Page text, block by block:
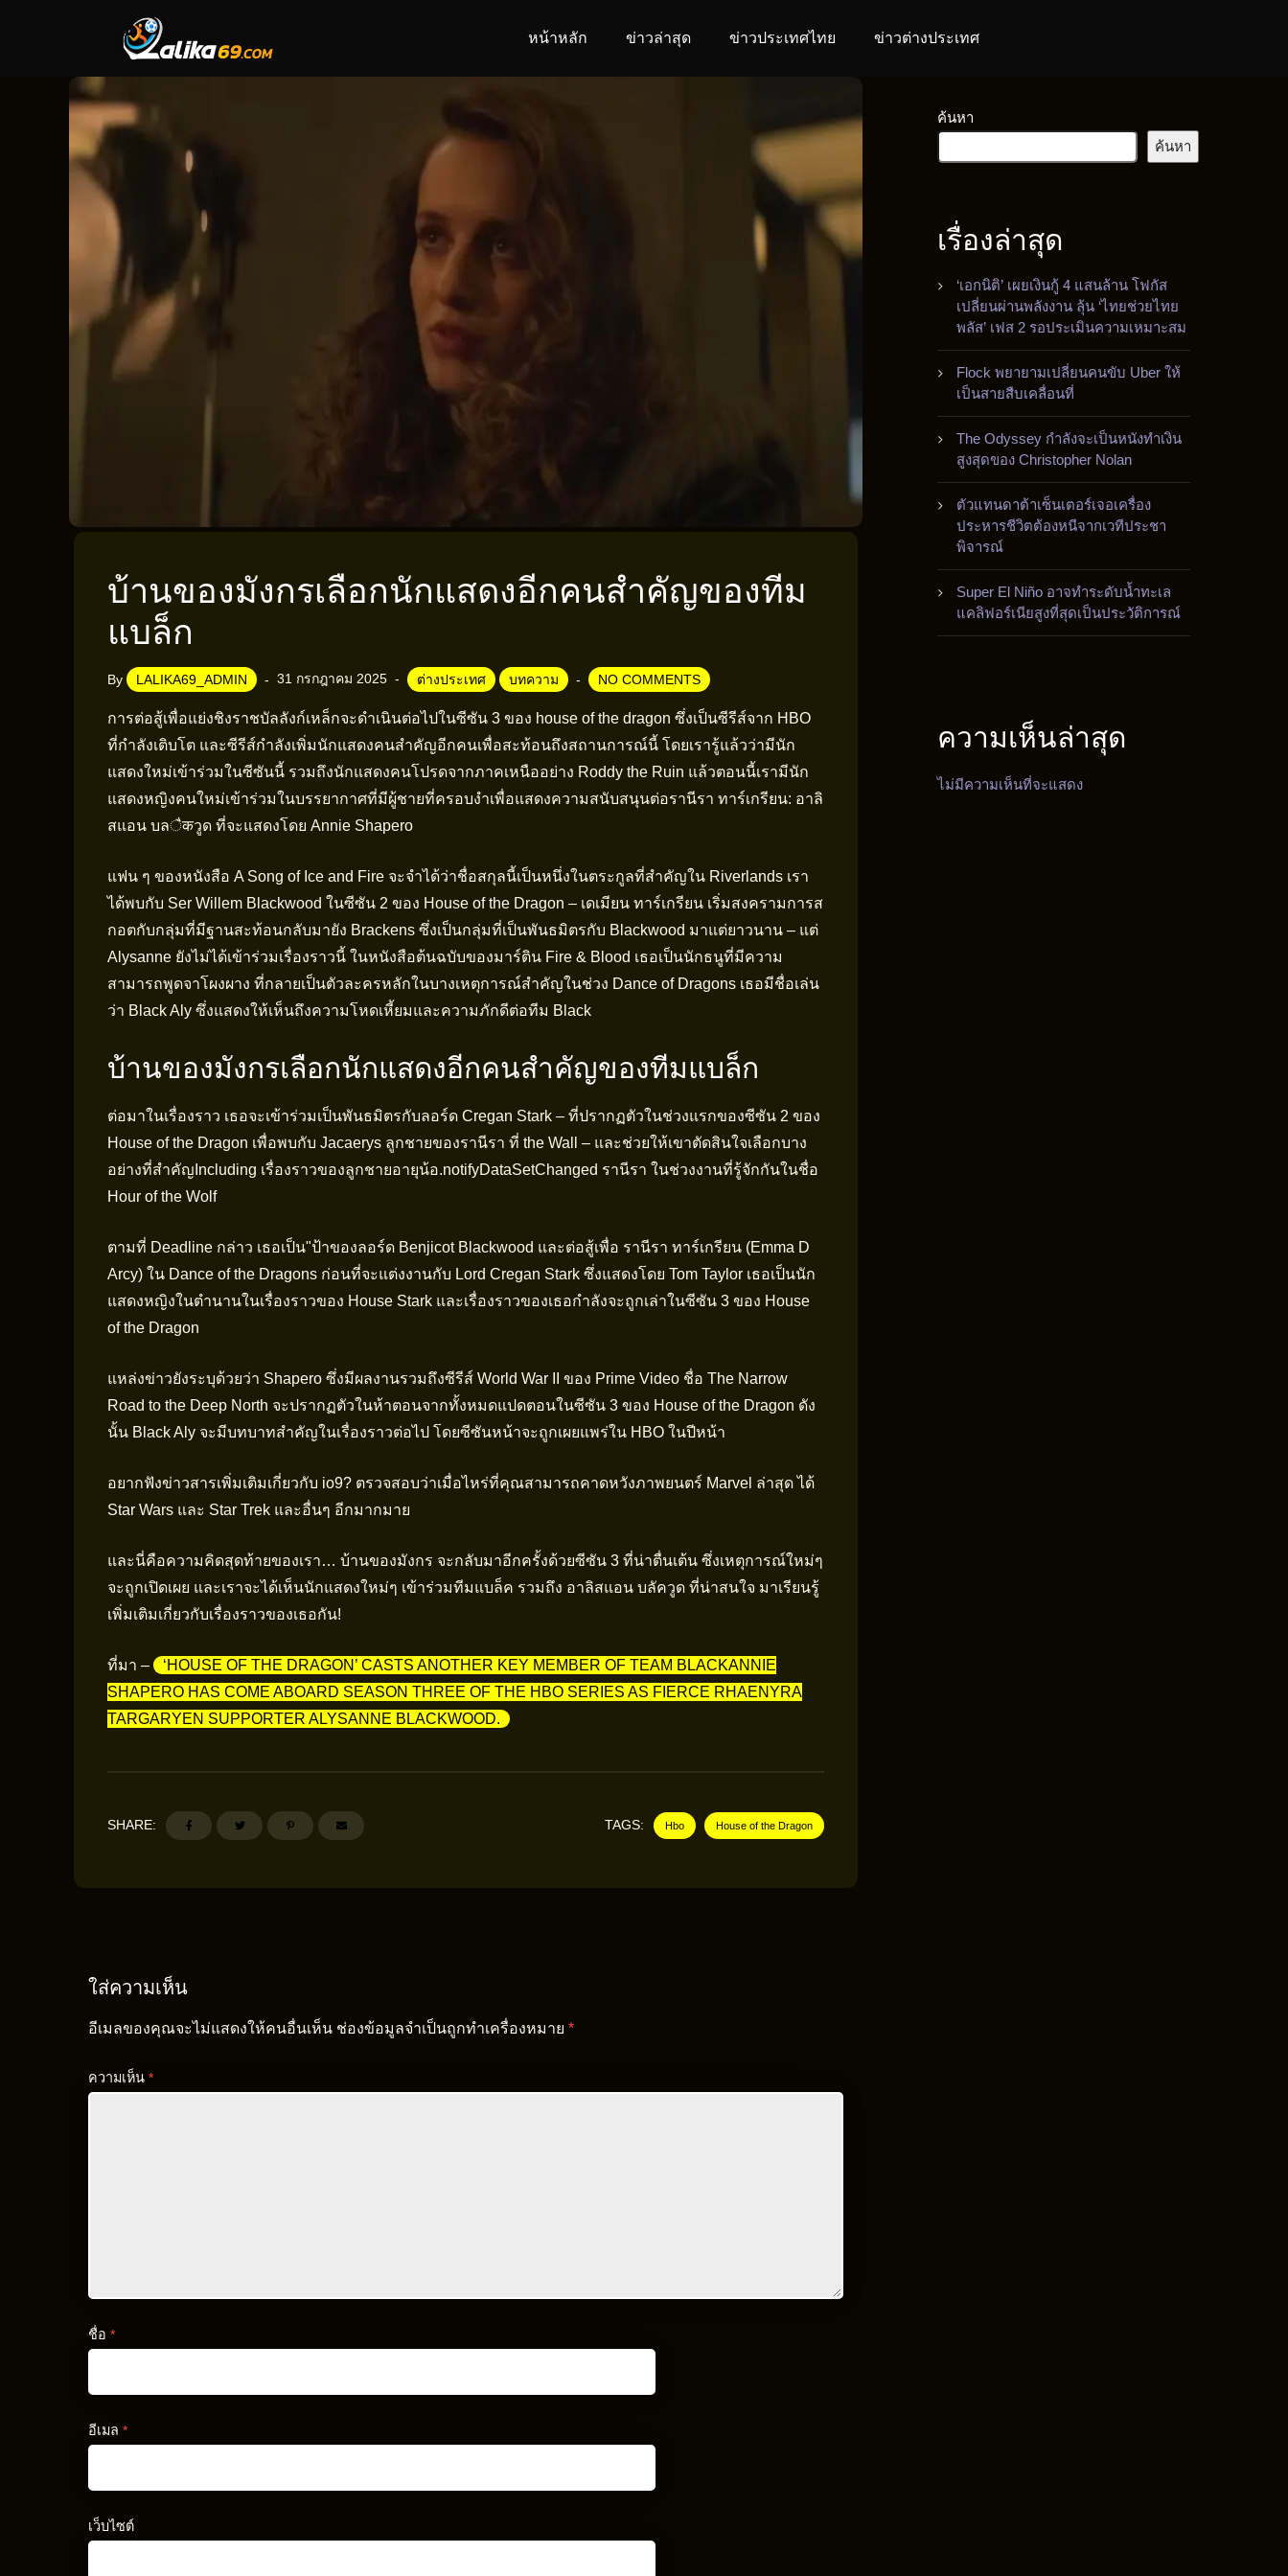
หน้าหลัก ข่าวล่าสุด ข่าวประเทศไทย ข่าวต่างประเทศ
บ้านของมังกรเลือกนักแสดงอีกคนสำคัญของทีม
แบล็ก
By LALIKA69_ADMIN 31 กรกฎาคม 2025 ต่างประเทศ บทความ NO COMMENTS
การต่อสู้เพื่อแย่งชิงราชบัลลังก์เหล็กจะดำเนินต่อไปในซีซัน 3 ของ house of the dragon ซึ่งเป็นซีรีส์จาก HBO
ที่กำลังเติบโต และซีรีส์กำลังเพิ่มนักแสดงคนสำคัญอีกคนเพื่อสะท้อนถึงสถานการณ์นี้ โดยเรารู้แล้วว่ามีนัก
แสดงใหม่เข้าร่วมในซีซันนี้ รวมถึงนักแสดงคนโปรดจากภาคเหนืออย่าง Roddy the Ruin แล้วตอนนี้เรามีนัก
แสดงหญิงคนใหม่เข้าร่วมในบรรยากาศที่มีผู้ชายที่ครอบงำเพื่อแสดงความสนับสนุนต่อรานีรา ทาร์เกรียน: อาลิ
สแอน บลैकวูด ที่จะแสดงโดย Annie Shapero
แฟน ๆ ของหนังสือ A Song of Ice and Fire จะจำได้ว่าชื่อสกุลนี้เป็นหนึ่งในตระกูลที่สำคัญใน Riverlands เรา
ได้พบกับ Ser Willem Blackwood ในซีซัน 2 ของ House of the Dragon – เดเมียน ทาร์เกรียน เริ่มสงครามการส
กอตกับกลุ่มที่มีฐานสะท้อนกลับมายัง Brackens ซึ่งเป็นกลุ่มที่เป็นพันธมิตรกับ Blackwood มาแต่ยาวนาน – แต่
Alysanne ยังไม่ได้เข้าร่วมเรื่องราวนี้ ในหนังสือต้นฉบับของมาร์ติน Fire & Blood เธอเป็นนักธนูที่มีความ
สามารถพูดจาโผงผาง ที่กลายเป็นตัวละครหลักในบางเหตุการณ์สำคัญในช่วง Dance of Dragons เธอมีชื่อเล่น
ว่า Black Aly ซึ่งแสดงให้เห็นถึงความโหดเหี้ยมและความภักดีต่อทีม Black
บ้านของมังกรเลือกนักแสดงอีกคนสำคัญของทีมแบล็ก
ต่อมาในเรื่องราว เธอจะเข้าร่วมเป็นพันธมิตรกับลอร์ด Cregan Stark – ที่ปรากฏตัวในช่วงแรกของซีซัน 2 ของ
House of the Dragon เพื่อพบกับ Jacaerys ลูกชายของรานีรา ที่ the Wall – และช่วยให้เขาตัดสินใจเลือกบาง
อย่างที่สำคัญIncluding เรื่องราวของลูกชายอายุน้อ.notifyDataSetChanged รานีรา ในช่วงงานที่รู้จักกันในชื่อ
Hour of the Wolf
ตามที่ Deadline กล่าว เธอเป็น"ป้าของลอร์ด Benjicot Blackwood และต่อสู้เพื่อ รานีรา ทาร์เกรียน (Emma D
Arcy) ใน Dance of the Dragons ก่อนที่จะแต่งงานกับ Lord Cregan Stark ซึ่งแสดงโดย Tom Taylor เธอเป็นนัก
แสดงหญิงในตำนานในเรื่องราวของ House Stark และเรื่องราวของเธอกำลังจะถูกเล่าในซีซัน 3 ของ House
of the Dragon
แหล่งข่าวยังระบุด้วยว่า Shapero ซึ่งมีผลงานรวมถึงซีรีส์ World War II ของ Prime Video ชื่อ The Narrow
Road to the Deep North จะปรากฏตัวในห้าตอนจากทั้งหมดแปดตอนในซีซัน 3 ของ House of the Dragon ดัง
นั้น Black Aly จะมีบทบาทสำคัญในเรื่องราวต่อไป โดยซีซันหน้าจะถูกเผยแพร่ใน HBO ในปีหน้า
อยากฟังข่าวสารเพิ่มเติมเกี่ยวกับ io9? ตรวจสอบว่าเมื่อไหร่ที่คุณสามารถคาดหวังภาพยนตร์ Marvel ล่าสุด ได้
Star Wars และ Star Trek และอื่นๆ อีกมากมาย
และนี่คือความคิดสุดท้ายของเรา… บ้านของมังกร จะกลับมาอีกครั้งด้วยซีซัน 3 ที่น่าตื่นเต้น ซึ่งเหตุการณ์ใหม่ๆ
จะถูกเปิดเผย และเราจะได้เห็นนักแสดงใหม่ๆ เข้าร่วมทีมแบล็ค รวมถึง อาลิสแอน บลัควูด ที่น่าสนใจ มาเรียนรู้
เพิ่มเติมเกี่ยวกับเรื่องราวของเธอกัน!
ที่มา –
‘HOUSE OF THE DRAGON’ CASTS ANOTHER KEY MEMBER OF TEAM BLACKANNIE
SHAPERO HAS COME ABOARD SEASON THREE OF THE HBO SERIES AS FIERCE RHAENYRA
TARGARYEN SUPPORTER ALYSANNE BLACKWOOD.
SHARE: TAGS: Hbo House of the Dragon
ใส่ความเห็น
อีเมลของคุณจะไม่แสดงให้คนอื่นเห็น ช่องข้อมูลจำเป็นถูกทำเครื่องหมาย *
ความเห็น *
ชื่อ *
อีเมล *
เว็บไซต์
ค้นหา
ค้นหา
เรื่องล่าสุด
‘เอกนิติ’ เผยเงินกู้ 4 แสนล้าน โฟกัส
เปลี่ยนผ่านพลังงาน ลุ้น ‘ไทยช่วยไทย
พลัส’ เฟส 2 รอประเมินความเหมาะสม
Flock พยายามเปลี่ยนคนขับ Uber ให้
เป็นสายสืบเคลื่อนที่
The Odyssey กำลังจะเป็นหนังทำเงิน
สูงสุดของ Christopher Nolan
ตัวแทนดาต้าเซ็นเตอร์เจอเครื่อง
ประหารชีวิตต้องหนีจากเวทีประชา
พิจารณ์
Super El Niño อาจทำระดับน้ำทะเล
แคลิฟอร์เนียสูงที่สุดเป็นประวัติการณ์
ความเห็นล่าสุด
ไม่มีความเห็นที่จะแสดง